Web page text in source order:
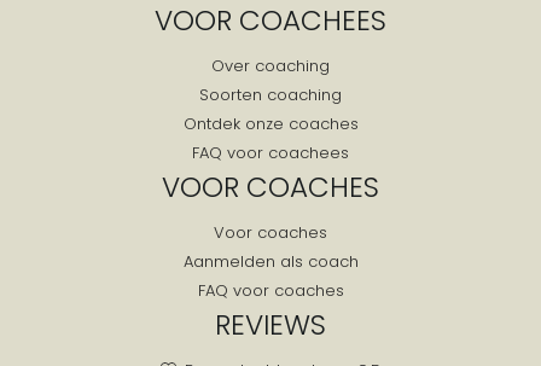
Griendtsveen
Gulpen-wittem
VOOR COACHEES
Over coaching
Soorten coaching
Ontdek onze coaches
FAQ voor coachees
VOOR COACHES
Voor coaches
Aanmelden als coach
FAQ voor coaches
REVIEWS